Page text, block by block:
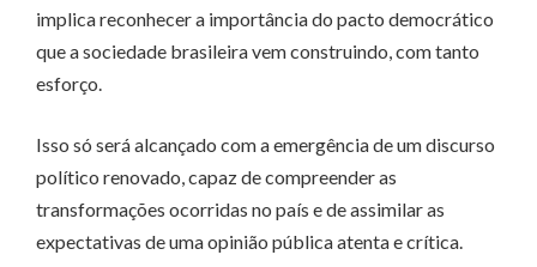
implica reconhecer a importância do pacto democrático
que a sociedade brasileira vem construindo, com tanto
esforço.
Isso só será alcançado com a emergência de um discurso
político renovado, capaz de compreender as
transformações ocorridas no país e de assimilar as
expectativas de uma opinião pública atenta e crítica.